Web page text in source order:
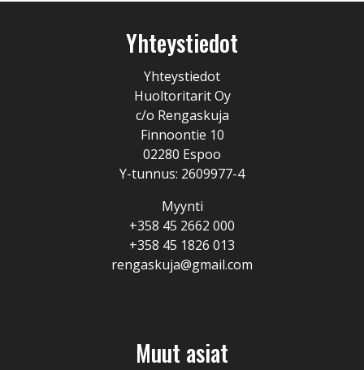
Yhteystiedot
Yhteystiedot
Huoltoritarit Oy
c/o Rengaskuja
Finnoontie 10
02280 Espoo
Y-tunnus: 2609977-4
Myynti
+358 45 2662 000
+358 45 1826 013
rengaskuja@gmail.com
Muut asiat